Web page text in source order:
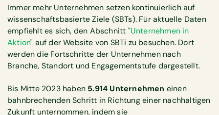
Immer mehr Unternehmen setzen kontinuierlich auf
wissenschaftsbasierte Ziele (SBTs). Für aktuelle Daten
empfiehlt es sich, den Abschnitt "Unternehmen in
Aktion" auf der Website von SBTi zu besuchen. Dort
werden die Fortschritte der Unternehmen nach
Branche, Standort und Engagementstufe dargestellt.
Bis Mitte 2023 haben 5.914 Unternehmen einen
bahnbrechenden Schritt in Richtung einer nachhaltigen
Zukunft unternommen, indem sie